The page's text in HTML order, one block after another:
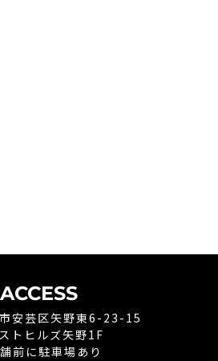
ACCESS
安芸区矢野東6-23-15
トヒルズ矢野1F
前に駐車場あり